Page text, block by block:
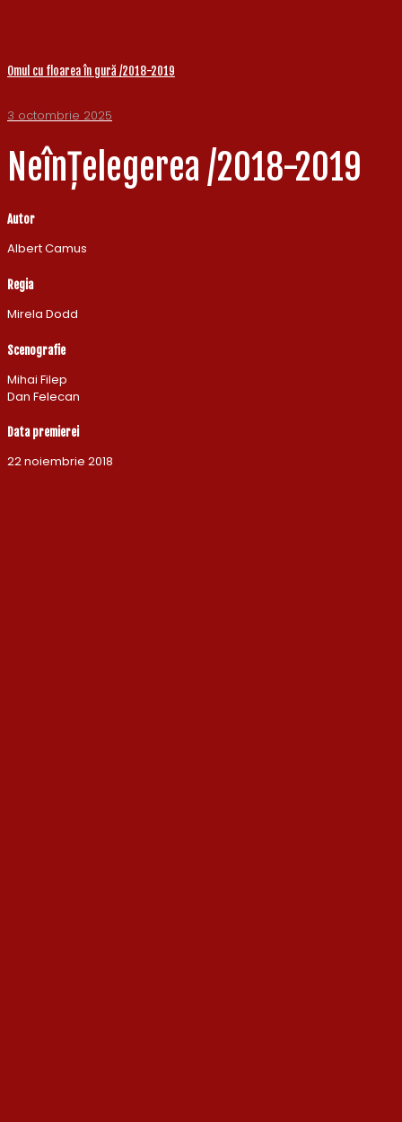
Omul cu floarea în gură /2018-2019
3 octombrie 2025
Neînțelegerea /2018-2019
Autor
Albert Camus
Regia
Mirela Dodd
Scenografie
Mihai Filep
Dan Felecan
Data premierei
22 noiembrie 2018